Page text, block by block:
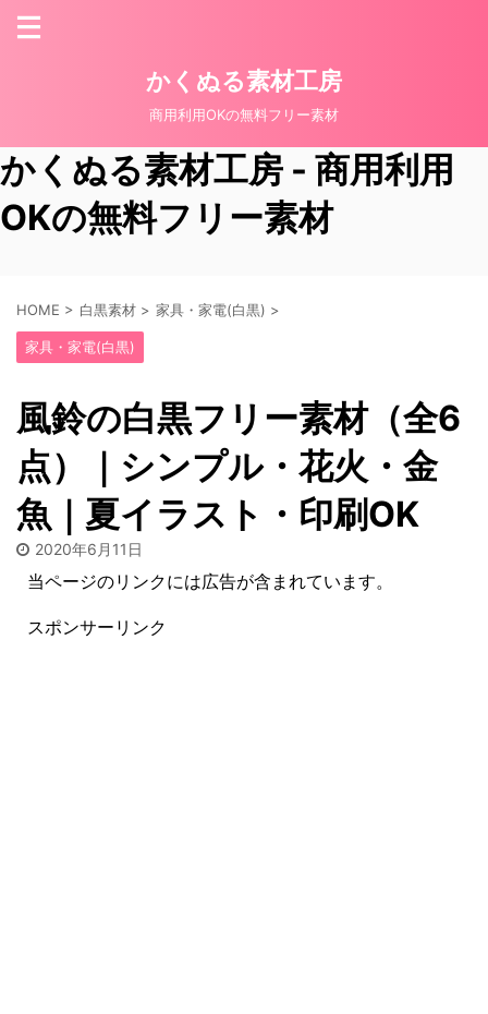
かくぬる素材工房
商用利用OKの無料フリー素材
かくぬる素材工房 - 商用利用
OKの無料フリー素材
HOME > 白黒素材 > 家具・家電(白黒) >
家具・家電(白黒)
風鈴の白黒フリー素材（全6
点）｜シンプル・花火・金
魚｜夏イラスト・印刷OK
2020年6月11日
当ページのリンクには広告が含まれています。
スポンサーリンク